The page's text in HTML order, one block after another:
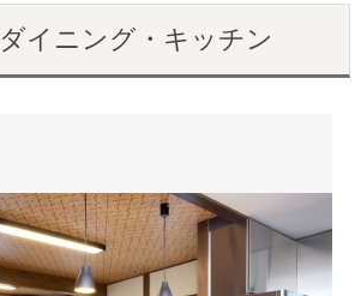
ダイニング・キッチン